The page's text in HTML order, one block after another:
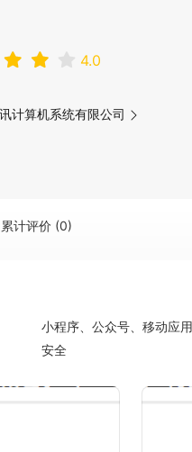
4.0
计算机系统有限公司
累计评价 (0)
小程序、公众号、移动应用
安全